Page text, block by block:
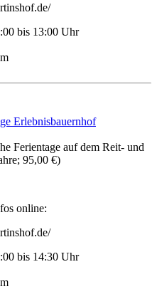
bis 13:00 Uhr
Erlebnisbauernhof
Ferientage auf dem Reit- und
95,00 €)
online:
bis 14:30 Uhr